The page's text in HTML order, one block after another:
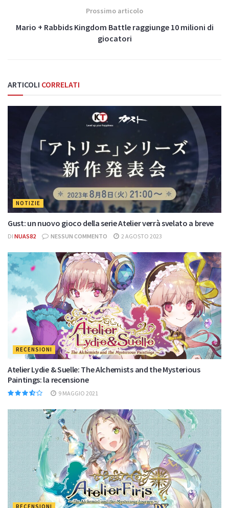
Prossimo articolo
Mario + Rabbids Kingdom Battle raggiunge 10 milioni di
giocatori
ARTICOLI CORRELATI
NOTIZIE
Gust: un nuovo gioco della serie Atelier verrà svelato a breve
DI NUAS82 NESSUN COMMENTO 2 AGOSTO 2023
RECENSIONI
Atelier Lydie & Suelle: The Alchemists and the Mysterious
Paintings: la recensione
9 MAGGIO 2021